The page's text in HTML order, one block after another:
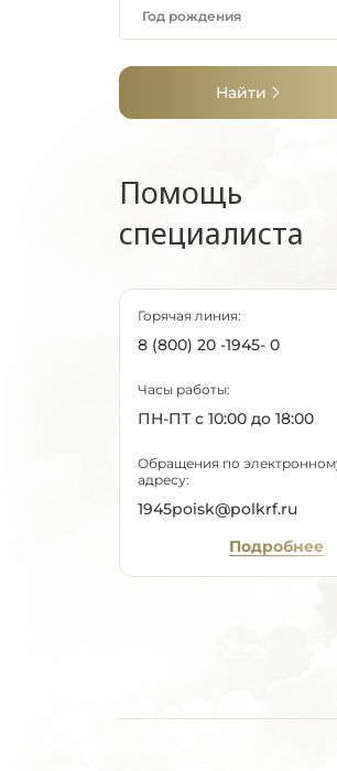
Найти
Помощь
специалиста
Горячая линия:
8 (800) 20 -1945- 0
Часы работы:
ПН-ПТ с 10:00 до 18:00
Обращения по
адресу:
1945poisk@polkrf.ru
Подробнее